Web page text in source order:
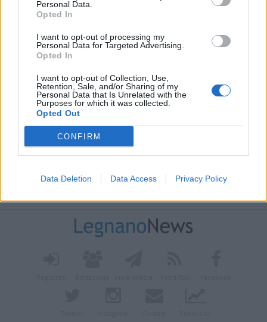
Personal Data.
Opted In
I want to opt-out of processing my
Personal Data for Targeted Advertising.
Opted In
I want to opt-out of Collection, Use,
Retention, Sale, and/or Sharing of my
Personal Data that Is Unrelated with the
Purposes for which it was collected.
Opted Out
CONFIRM
Data Deletion Data Access Privacy Policy